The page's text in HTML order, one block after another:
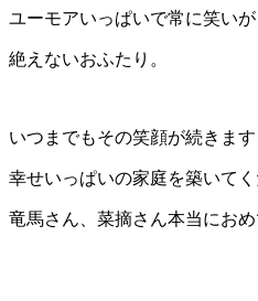
ユーモアいっぱいで常に笑いが
絶えないおふたり。
いつまでもその笑顔が続きます
幸せいっぱいの家庭を築いてく
竜馬さん、菜摘さん本当におめ